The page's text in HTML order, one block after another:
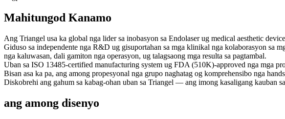
Mahitungod Kanamo
Ang Triangel usa ka global nga lider sa inobasyon sa Endolaser ug medical aesthetic
Giduso sa independente nga R&D ug gisuportahan sa mga klinikal nga kolaborasyon sa
nga kaluwasan, dali gamiton nga operasyon, ug talagsaong mga resulta sa pagtambal.
Uban sa ISO 13485-certified manufacturing system ug FDA (510K)-approved nga mga
Bisan asa ka pa, ang among propesyonal nga grupo naghatag og komprehensibo nga
Diskobrehi ang gahum sa kabag-ohan uban sa Triangel — ang imong kasaligang kauban
ang among disenyo